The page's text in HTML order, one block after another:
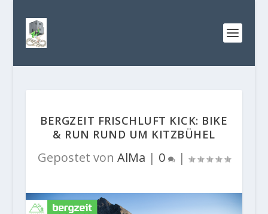
BERGZEIT FRISCHLUFT KICK: BIKE
& RUN RUND UM KITZBÜHEL
Gepostet von AlMa | 0 |